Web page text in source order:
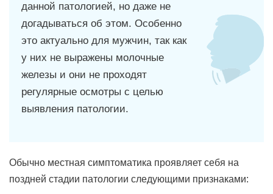
данной патологией, но даже не
догадываться об этом. Особенно
это актуально для мужчин, так как
у них не выражены молочные
железы и они не проходят
регулярные осмотры с целью
выявления патологии.
Обычно местная симптоматика проявляет себя на
поздней стадии патологии следующими признаками: